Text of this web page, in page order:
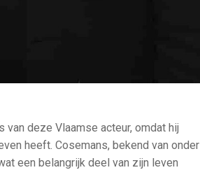
deze Vlaamse acteur, omdat hij
heeft. Cosemans, bekend van onder
een belangrijk deel van zijn leven